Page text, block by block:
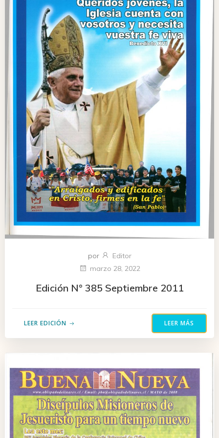
por
Editor
marzo 28, 2022
Edición N° 385 Septiembre 2011
LEER EDICIÓN LEER MÁS